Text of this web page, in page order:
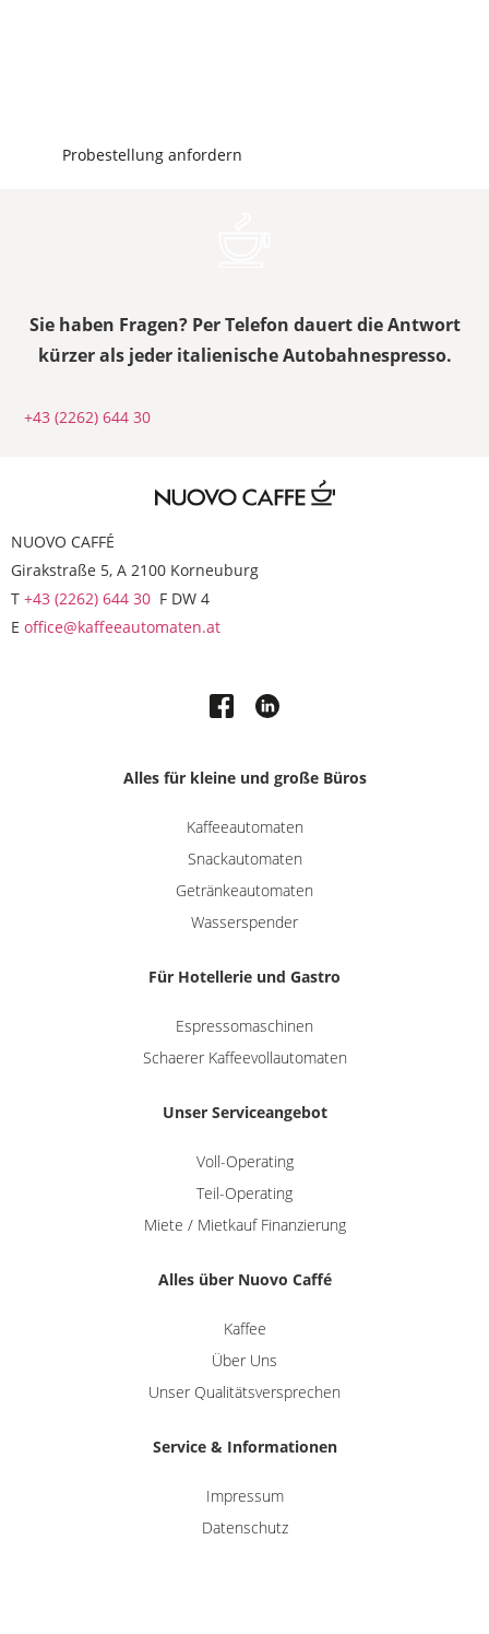
Probestellung anfordern
Sie haben Fragen? Per Telefon dauert die Antwort
kürzer als jeder italienische Autobahnespresso.
+43 (2262) 644 30
NUOVO CAFFÉ
Girakstraße 5, A 2100 Korneuburg
T +43 (2262) 644 30 F DW 4
E office@kaffeeautomaten.at
Alles für kleine und große Büros
Kaffeeautomaten
Snackautomaten
Getränkeautomaten
Wasserspender
Für Hotellerie und Gastro
Espressomaschinen
Schaerer Kaffeevollautomaten
Unser Serviceangebot
Voll-Operating
Teil-Operating
Miete / Mietkauf Finanzierung
Alles über Nuovo Caffé
Kaffee
Über Uns
Unser Qualitätsversprechen
Service & Informationen
Impressum
Datenschutz